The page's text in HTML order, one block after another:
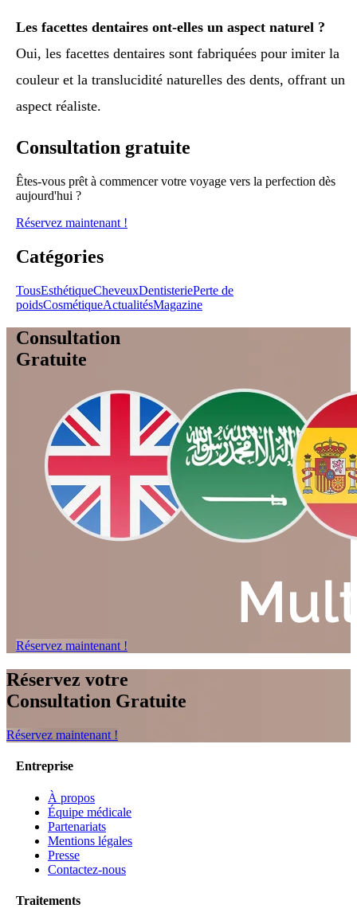
Les facettes dentaires ont-elles un aspect naturel ?
Oui, les facettes dentaires sont fabriquées pour imiter la
couleur et la translucidité naturelles des dents, offrant un
aspect réaliste.
Consultation gratuite
Êtes-vous prêt à commencer votre voyage vers la perfection dès
aujourd'hui ?
Réservez maintenant !
Catégories
TousEsthétiqueCheveuxDentisteriePerte de
poidsCosmétiqueActualitésMagazine
Consultation
Gratuite
Réservez maintenant !
Réservez votre
Consultation Gratuite
Réservez maintenant !
Entreprise
À propos
Équipe médicale
Partenariats
Mentions légales
Presse
Contactez-nous
Traitements